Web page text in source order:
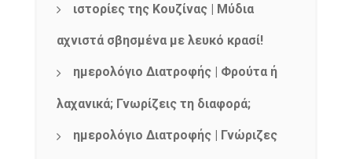
ιστορίες της Κουζίνας | Μύδια
αχνιστά σβησμένα με λευκό κρασί!
ημερολόγιο Διατροφής | Φρούτα ή
λαχανικά; Γνωρίζεις τη διαφορά;
ημερολόγιο Διατροφής | Γνώριζες